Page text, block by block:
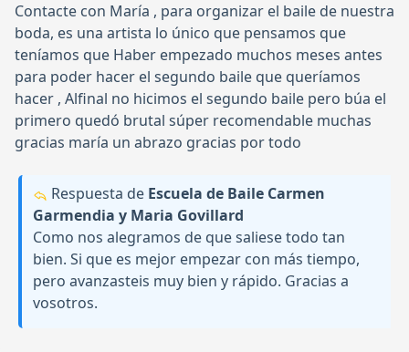
Contacte con María , para organizar el baile de nuestra
boda, es una artista lo único que pensamos que
teníamos que Haber empezado muchos meses antes
para poder hacer el segundo baile que queríamos
hacer , Alfinal no hicimos el segundo baile pero búa el
primero quedó brutal súper recomendable muchas
gracias maría un abrazo gracias por todo
Respuesta de Escuela de Baile Carmen
Garmendia y Maria Govillard
Como nos alegramos de que saliese todo tan
bien. Si que es mejor empezar con más tiempo,
pero avanzasteis muy bien y rápido. Gracias a
vosotros.